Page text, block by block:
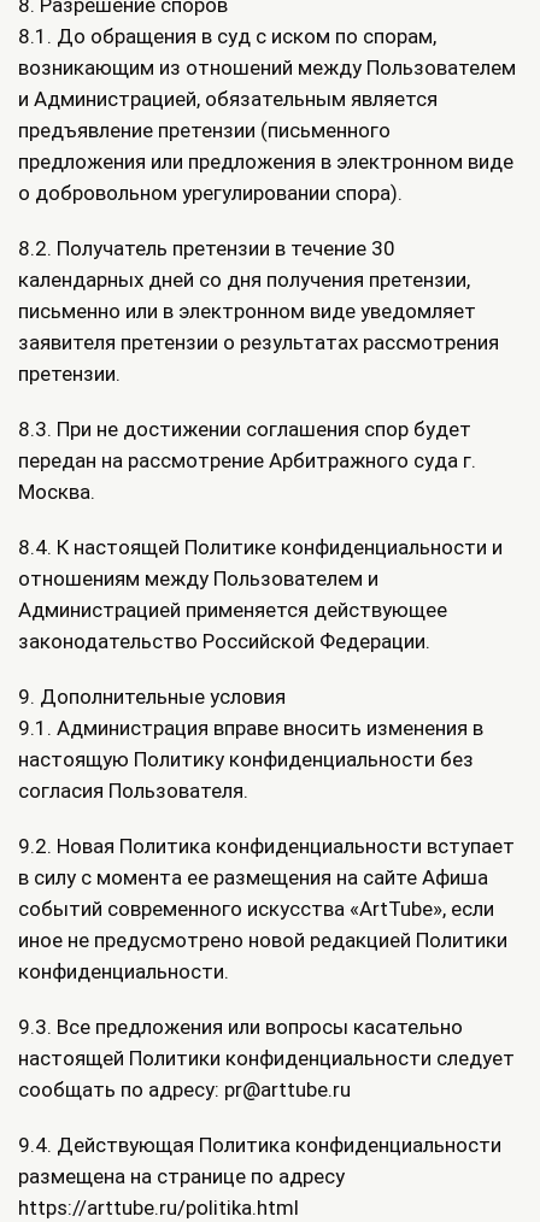
8. Разрешение споров
8.1. До обращения в суд с иском по спорам,
возникающим из отношений между Пользователем
и Администрацией, обязательным является
предъявление претензии (письменного
предложения или предложения в электронном виде
о добровольном урегулировании спора).
8.2. Получатель претензии в течение 30
календарных дней со дня получения претензии,
письменно или в электронном виде уведомляет
заявителя претензии о результатах рассмотрения
претензии.
8.3. При не достижении соглашения спор будет
передан на рассмотрение Арбитражного суда г.
Москва.
8.4. К настоящей Политике конфиденциальности и
отношениям между Пользователем и
Администрацией применяется действующее
законодательство Российской Федерации.
9. Дополнительные условия
9.1. Администрация вправе вносить изменения в
настоящую Политику конфиденциальности без
согласия Пользователя.
9.2. Новая Политика конфиденциальности вступает
в силу с момента ее размещения на сайте Афиша
событий современного искусства «ArtTube», если
иное не предусмотрено новой редакцией Политики
конфиденциальности.
9.3. Все предложения или вопросы касательно
настоящей Политики конфиденциальности следует
сообщать по адресу: pr@arttube.ru
9.4. Действующая Политика конфиденциальности
размещена на странице по адресу
https://arttube.ru/politika.html